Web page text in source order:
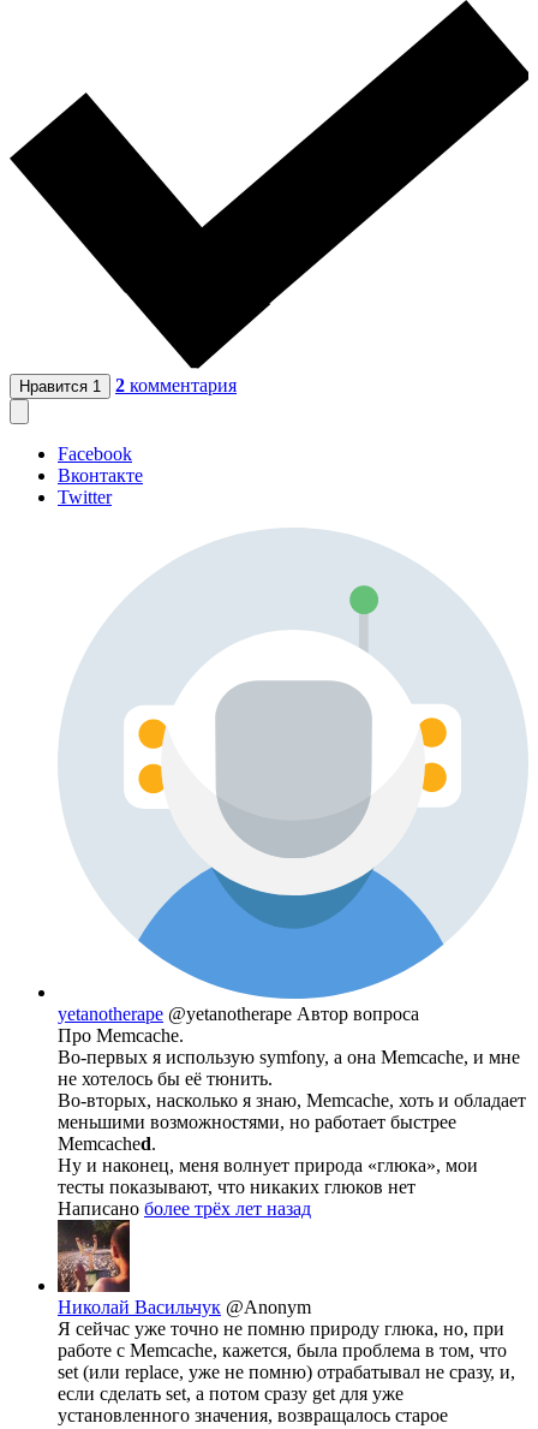
Нравится 1 2 комментария
Facebook
Вконтакте
Twitter
yetanotherape @yetanotherape Автор вопроса
Про Memcache.
Во-первых я использую symfony, а она Memcache, и мне
не хотелось бы её тюнить.
Во-вторых, насколько я знаю, Memcache, хоть и обладает
меньшими возможностями, но работает быстрее
Memcached.
Ну и наконец, меня волнует природа «глюка», мои
тесты показывают, что никаких глюков нет
Написано более трёх лет назад
Николай Васильчук @Anonym
Я сейчас уже точно не помню природу глюка, но, при
работе с Memcache, кажется, была проблема в том, что
set (или replace, уже не помню) отрабатывал не сразу, и,
если сделать set, а потом сразу get для уже
установленного значения, возвращалось старое